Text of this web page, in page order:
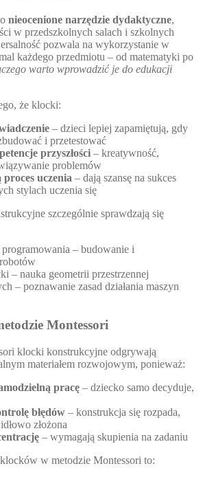
nieocenione narzędzie dydaktyczne,
w przedszkolnych salach i szkolnych
pozwala na wykorzystanie w
każdego przedmiotu – od matematyki po
warto wprowadzić je do edukacji
że klocki:
– dzieci lepiej zapamiętują, gdy
i przetestować
przyszłości – kreatywność,
problemów
uczenia – dają szansę na sukces
stylach uczenia się
szczególnie sprawdzają się
– budowanie i
– nauka geometrii przestrzennej
– poznawanie zasad działania maszyn
Montessori
klocki konstrukcyjne odgrywają
materiałem rozwojowym, ponieważ:
pracę – dziecko samo decyduje,
błędów – konstrukcja się rozpada,
złożona
– wymagają skupienia na zadaniu
w metodzie Montessori to: